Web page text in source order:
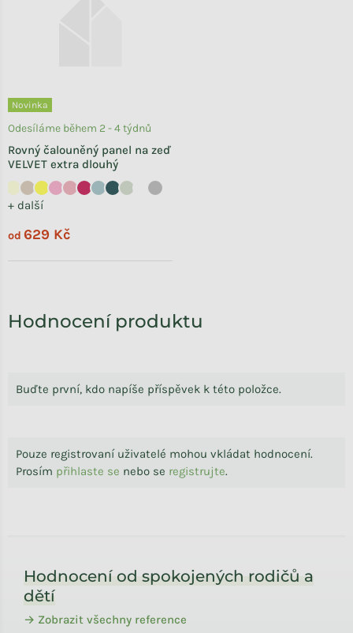
Hodnocení produktu
Buďte první, kdo napíše příspěvek k této položce.
Pouze registrovaní uživatelé mohou vkládat hodnocení.
Prosím přihlaste se nebo se registrujte.
Novinka
Rovný čalouněný panel na zeď
VELVET extra dlouhý
+ další
Odesíláme během 2 - 4 týdnů
od 629 Kč
Hodnocení od spokojených rodičů a
dětí
→ Zobrazit všechny reference